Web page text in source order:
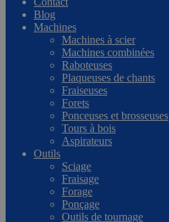
Blog
Machines
Machines à scier
Machines combinées
Raboteuses
Plaqueuses de chants
Fraiseuses
Forets
Ponceuses et brosseuses
Tours à bois
Aspirateurs
Outils
Sciage
Fraisage
Forage
Ponçage
Outils de tournage